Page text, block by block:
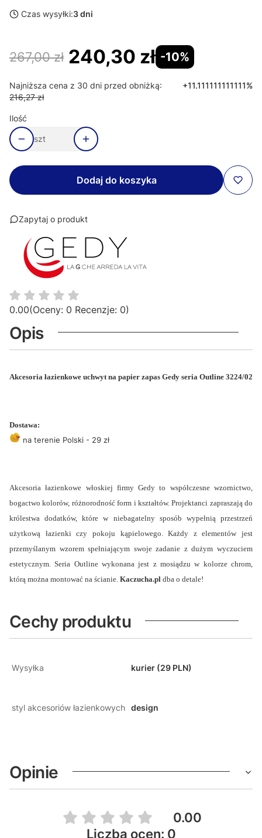
Czas wysyłki:3 dni
267,00 zł 240,30 zł -10%
Najniższa cena z 30 dni przed obniżką:
216,27 zł
+11.111111111111%
Ilość
szt
Dodaj do koszyka
Zapytaj o produkt
0.00(Oceny: 0 Recenzje: 0)
Opis
Akcesoria łazienkowe uchwyt na papier zapas Gedy seria Outline 3224/02
Dostawa:
na terenie Polski - 29 zł
Akcesoria łazienkowe włoskiej firmy Gedy to współczesne wzornictwo,
bogactwo kolorów, różnorodność form i kształtów. Projektanci zapraszają do
królestwa dodatków, które w niebagatelny sposób wypełnią przestrzeń
użytkową łazienki czy pokoju kąpielowego. Każdy z elementów jest
przemyślanym wzorem spełniającym swoje zadanie z dużym wyczuciem
estetycznym. Seria Outline wykonana jest z mosiądzu w kolorze chrom,
którą można montować na ścianie. Kaczucha.pl dba o detale!
Cechy produktu
Wysyłka kurier (29 PLN)
styl akcesoriów łazienkowych design
Opinie
0.00
Liczba ocen: 0